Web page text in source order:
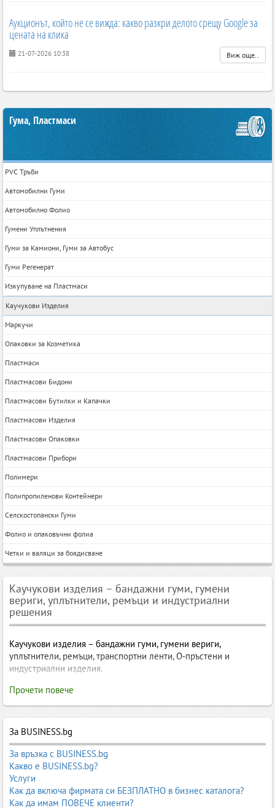
Аукционът, който не се вижда: какво разкри делото срещу Google за
цената на клика
21-07-2026 10:38 Виж още..
Гума, Пластмаси
PVC Тръби
Автомобилни Гуми
Автомобилно Фолио
Гумени Уплътнения
Гуми за Камиони, Гуми за Автобус
Гуми Регенерат
Изкупуване на Пластмаси
Каучукови Изделия
Маркучи
Опаковки за Козметика
Пластмаси
Пластмасови Бидони
Пластмасови Бутилки и Капачки
Пластмасови Изделия
Пластмасови Опаковки
Пластмасови Прибори
Полимери
Полипропиленови Контейнери
Селскостопански Гуми
Фолио и опаковъчни фолиа
Четки и валяци за боядисване
Каучукови изделия – бандажни гуми, гумени
вериги, уплътнители, ремъци и индустриални
решения
Каучукови изделия – бандажни гуми, гумени вериги,
уплътнители, ремъци, транспортни ленти, О‑пръстени и
индустриални изделия.
Каучукови изделия – бандажни гуми, гумени вериги,
мембрани, уплътнители, ремъци, транспортни ленти и
индустриални решения
машиностроенето, транспорта, строителството, селското
стопанство и битовия сектор. Те осигуряват еластичност,
виброизолация, устойчивост на натоварване, защита от течове,
механична здравина и дълъг експлоатационен живот.
Произвеждат се от
натурален каучук, синтетичен каучук,
EPDM, NBR, SBR, силикон, полиуретан и технически смеси
Прочети повече
За BUSINESS.bg
За връзка с BUSINESS.bg
Какво е BUSINESS.bg?
Услуги
Как да включа фирмата си БЕЗПЛАТНО в бизнес каталога?
Как да имам ПОВЕЧЕ клиенти?